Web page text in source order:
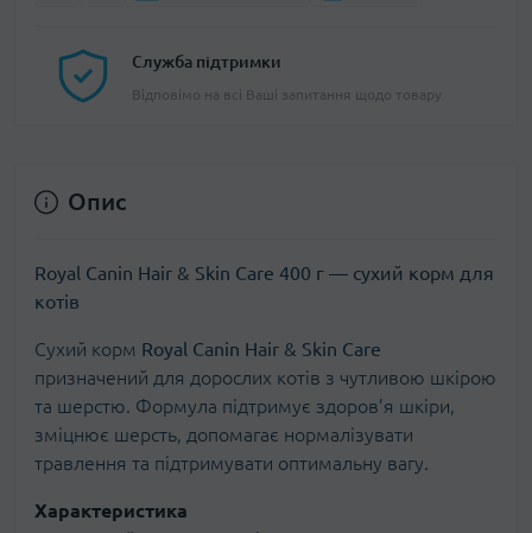
Служба підтримки
Відповімо на всі Ваші запитання щодо товару
Опис
Royal Canin Hair & Skin Care 400 г — сухий корм для
котів
Сухий корм Royal Canin Hair & Skin Care
призначений для дорослих котів з чутливою шкірою
та шерстю. Формула підтримує здоров’я шкіри,
зміцнює шерсть, допомагає нормалізувати
травлення та підтримувати оптимальну вагу.
Характеристика